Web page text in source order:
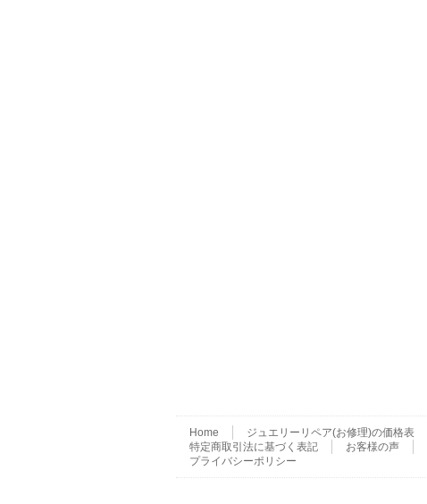
Home ジュエリーリペア(お修理)の価格表
特定商取引法に基づく表記
プライバシーポリシー
お客様の声